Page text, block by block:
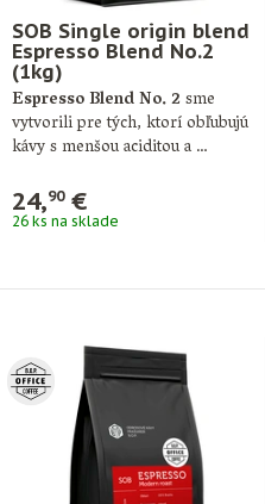
SOB Single origin blend
Espresso Blend No.2
(1kg)
Espresso Blend No. 2sme
vytvorili pre tých, ktorí obľubujú
kávy s menšou aciditou a …
24,90€
26 ks na sklade